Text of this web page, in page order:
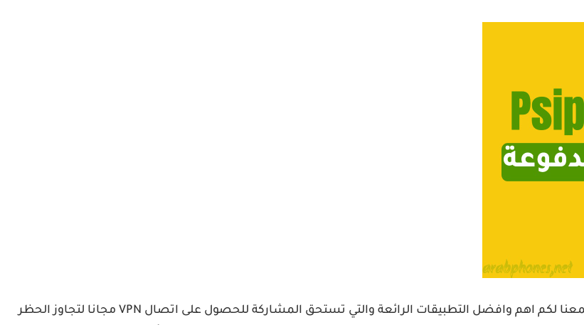
حيث جمعنا لكم اهم وافضل التطبيقات الرائعة والتي تستحق المشاركة للحصول على اتصال VPN مجانا لتجاوز الحظر